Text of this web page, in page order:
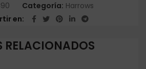
Categoría: Harrows
en
RELACIONADOS